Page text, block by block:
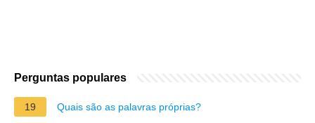
Perguntas populares
19 Quais são as palavras próprias?